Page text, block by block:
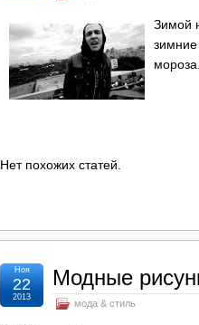
Зимой
мороза.
Нет похожих статей.
Модные
мода & стиль
Ноя
22
2013